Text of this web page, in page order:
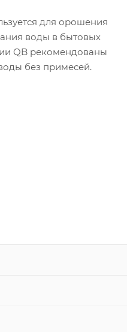
для орошения
воды в бытовых
QB рекомендованы
без примесей.